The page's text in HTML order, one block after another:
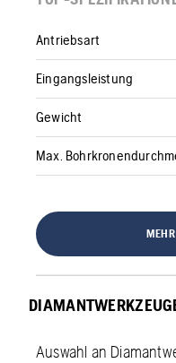
Antriebsart
Eingangsleistung
Gewicht
Max.
Auswahl an